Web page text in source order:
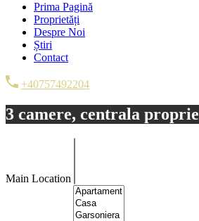
Prima Pagină
Proprietăți
Despre Noi
Știri
Contact
+40757492204
3 camere, centrala proprie
Main Location